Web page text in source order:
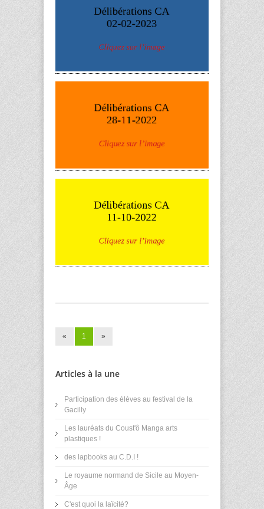
« 1 »
Articles à la une
Participation des élèves au festival de la
Gacilly
Les lauréats du Coust'ô Manga arts
plastiques !
des lapbooks au C.D.I !
Le royaume normand de Sicile au Moyen-
Âge
C'est quoi la laïcité?